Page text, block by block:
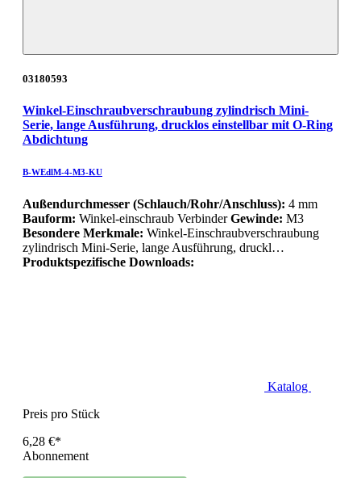
03180593
Winkel-Einschraubverschraubung zylindrisch Mini-
Serie, lange Ausführung, drucklos einstellbar mit O-Ring
Abdichtung
B-WEdlM-4-M3-KU
Außendurchmesser (Schlauch/Rohr/Anschluss): 4 mm
Bauform: Winkel-einschraub VerbinderGewinde: M3
Besondere Merkmale: Winkel-Einschraubverschraubung
zylindrisch Mini-Serie, lange Ausführung, druckl…
Produktspezifische Downloads:
Katalog
Preis pro Stück
6,28 €*
Abonnement